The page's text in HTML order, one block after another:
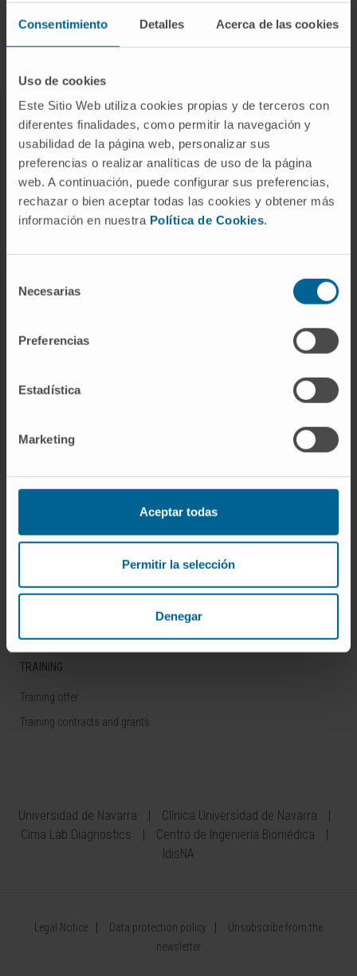
Consentimiento Detalles Acerca de las cookies
Uso de cookies
Este Sitio Web utiliza cookies propias y de terceros con
diferentes finalidades, como permitir la navegación y
usabilidad de la página web, personalizar sus
preferencias o realizar analíticas de uso de la página
web. A continuación, puede configurar sus preferencias,
rechazar o bien aceptar todas las cookies y obtener más
información en nuestra Política de Cookies.
Necesarias
Preferencias
Estadística
Marketing
Aceptar todas
Permitir la selección
Denegar
Campus of the Universidad de Navarra
DISEASES
Cancer
Cardiovascular diseases
Liver diseases
Nervous System diseases
Technology platforms
Drug development / Pipelines
Patents
Entrepreneurship / Spin off
Collaboration with companies
TRAINING
Training offer
Training contracts and grants
Universidad de Navarra
Clínica Universidad de Navarra
Cima Lab Diagnostics
Centro de Ingeniería Biomédica
IdisNA
Legal Notice Data protection policy
Unsubscribe from the
newsletter